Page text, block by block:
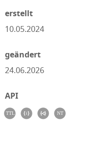
erstellt
10.05.2024
geändert
24.06.2026
API